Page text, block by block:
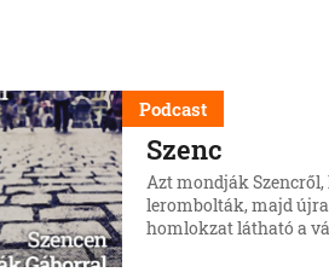
Podcast
Szenc
Azt mondják Szencről,
lerombolták, majd
homlokzat látható a